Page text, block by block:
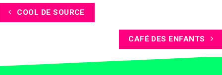
COOL DE SOURCE
CAFÉ DES ENFANTS